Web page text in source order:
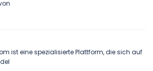
ist eine spezialisierte Plattform, die sich auf